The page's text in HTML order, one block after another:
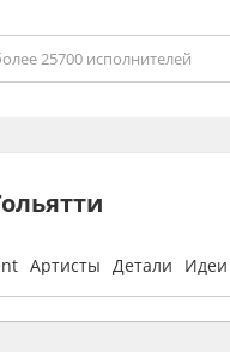
Артисты Детали Идеи